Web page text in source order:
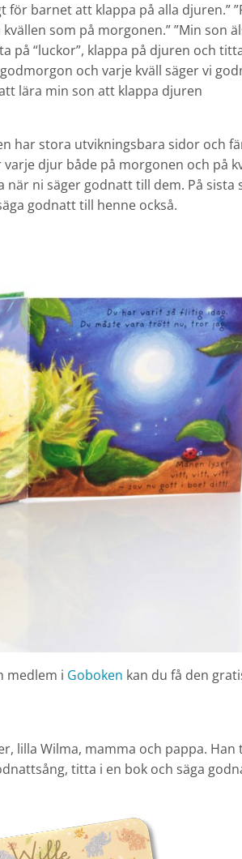
för barnet att klappa på alla djuren.”
som på morgonen.” ”Min son
på “luckor”, klappa på djuren och
och varje kväll säger vi
lära min son att klappa djuren
har stora utvikningsbara sidor och
djur både på morgonen och på
när ni säger godnatt till dem. På sista
godnatt till henne också.
medlem i Goboken kan du få den
lilla Wilma, mamma och pappa. Han
titta i en bok och säga